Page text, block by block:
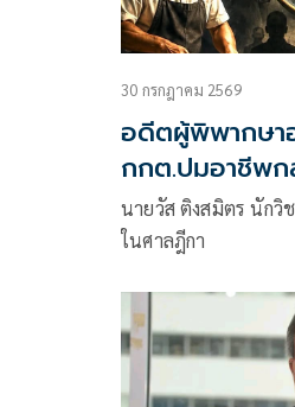
30 กรกฎาคม 2569
อดีตผู้พิพากษา
กกต.ปมอาชีพ
นายวัส ติงสมิตร นักวิ
ในศาลฎีกา